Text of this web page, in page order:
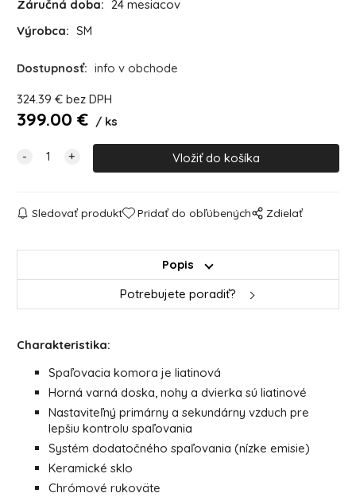
Záručná doba: 24 mesiacov
Výrobca: SM
Dostupnosť: info v obchode
324.39 € bez DPH
399.00 € ks
Sledovať produkt Pridať do obľúbených Zdielať
Popis
Potrebujete poradiť?
Charakteristika:
Spaľovacia komora je liatinová
Horná varná doska, nohy a dvierka sú liatinové
Nastaviteľný primárny a sekundárny vzduch pre
lepšiu kontrolu spaľovania
Systém dodatočného spaľovania (nízke emisie)
Keramické sklo
Chrómové rukoväte